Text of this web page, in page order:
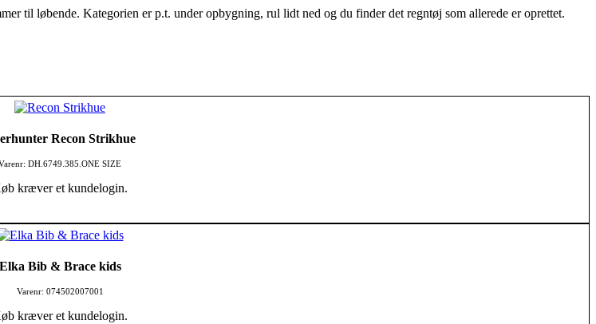
til løbende. Kategorien er p.t. under opbygning, rul lidt ned og du finder det regntøj som allerede er oprettet.
Recon Strikhue
DH.6749.385.ONE SIZE
kræver et kundelogin.
Elka Bib & Brace kids
Varenr: 074502007001
kræver et kundelogin.